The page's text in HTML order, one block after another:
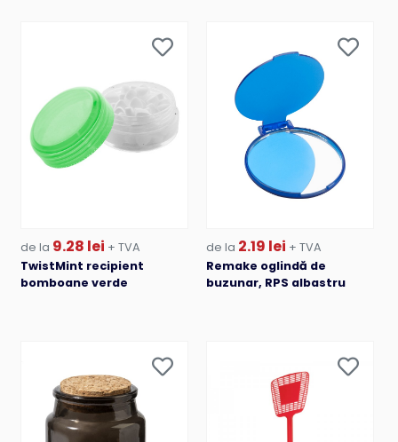
de la 9.28 lei + TVA
TwistMint recipient
bomboane verde
de la 2.19 lei + TVA
Remake oglindă de
buzunar, RPS albastru